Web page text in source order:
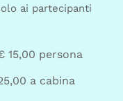
ai partecipanti
15,00 persona
a cabina